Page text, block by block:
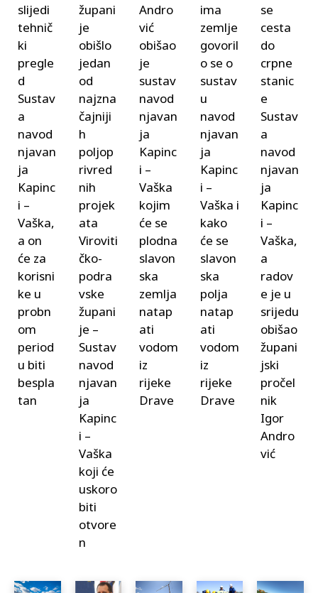
slijedi
tehnič
ki
pregle
d
Sustav
a
navod
njavan
ja
Kapinc
i –
Vaška,
a on
će za
korisni
ke u
probn
om
period
u biti
bespla
tan
župani
je
obišlo
jedan
od
najzna
čajniji
h
poljop
rivred
nih
projek
ata
Viroviti
čko-
podra
vske
župani
je –
Sustav
navod
njavan
ja
Kapinc
i –
Vaška
koji će
uskoro
biti
otvore
n
Andro
vić
obišao
je
sustav
navod
njavan
ja
Kapinc
i –
Vaška
kojim
će se
plodna
slavon
ska
zemlja
natap
ati
vodom
iz
rijeke
Drave
ima
zemlje
govoril
o se o
sustav
u
navod
njavan
ja
Kapinc
i –
Vaška i
kako
će se
slavon
ska
polja
natap
ati
vodom
iz
rijeke
Drave
se
cesta
do
crpne
stanic
e
Sustav
a
navod
njavan
ja
Kapinc
i –
Vaška,
a
radov
e je u
srijedu
obišao
župani
jski
pročel
nik
Igor
Andro
vić